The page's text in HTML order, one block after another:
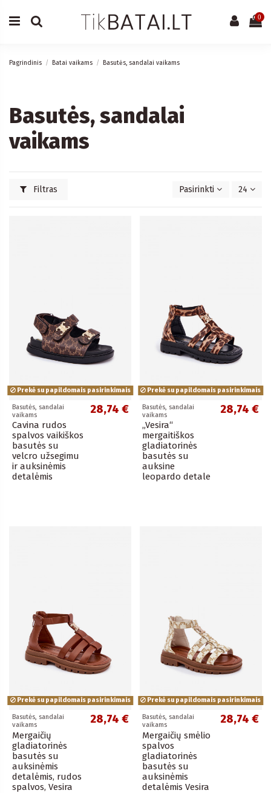
0
Pagrindinis Batai vaikams Basutės, sandalai vaikams
Basutės, sandalai
vaikams
Filtras Pasirinkti 24
Prekė su papildomais pasirinkimais
Basutės, sandalai
vaikams
Cavina rudos
spalvos vaikiškos
basutės su
velcro užsegimu
ir auksinėmis
detalėmis
28,74 €
Prekė su papildomais pasirinkimais
Basutės, sandalai
vaikams
„Vesira“
mergaitiškos
gladiatorinės
basutės su
auksine
leopardo detale
28,74 €
Prekė su papildomais pasirinkimais
Basutės, sandalai
vaikams
Mergaičių
gladiatorinės
basutės su
auksinėmis
detalėmis, rudos
spalvos, Vesira
28,74 €
Prekė su papildomais pasirinkimais
Basutės, sandalai
vaikams
Mergaičių smėlio
spalvos
gladiatorinės
basutės su
auksinėmis
detalėmis Vesira
28,74 €